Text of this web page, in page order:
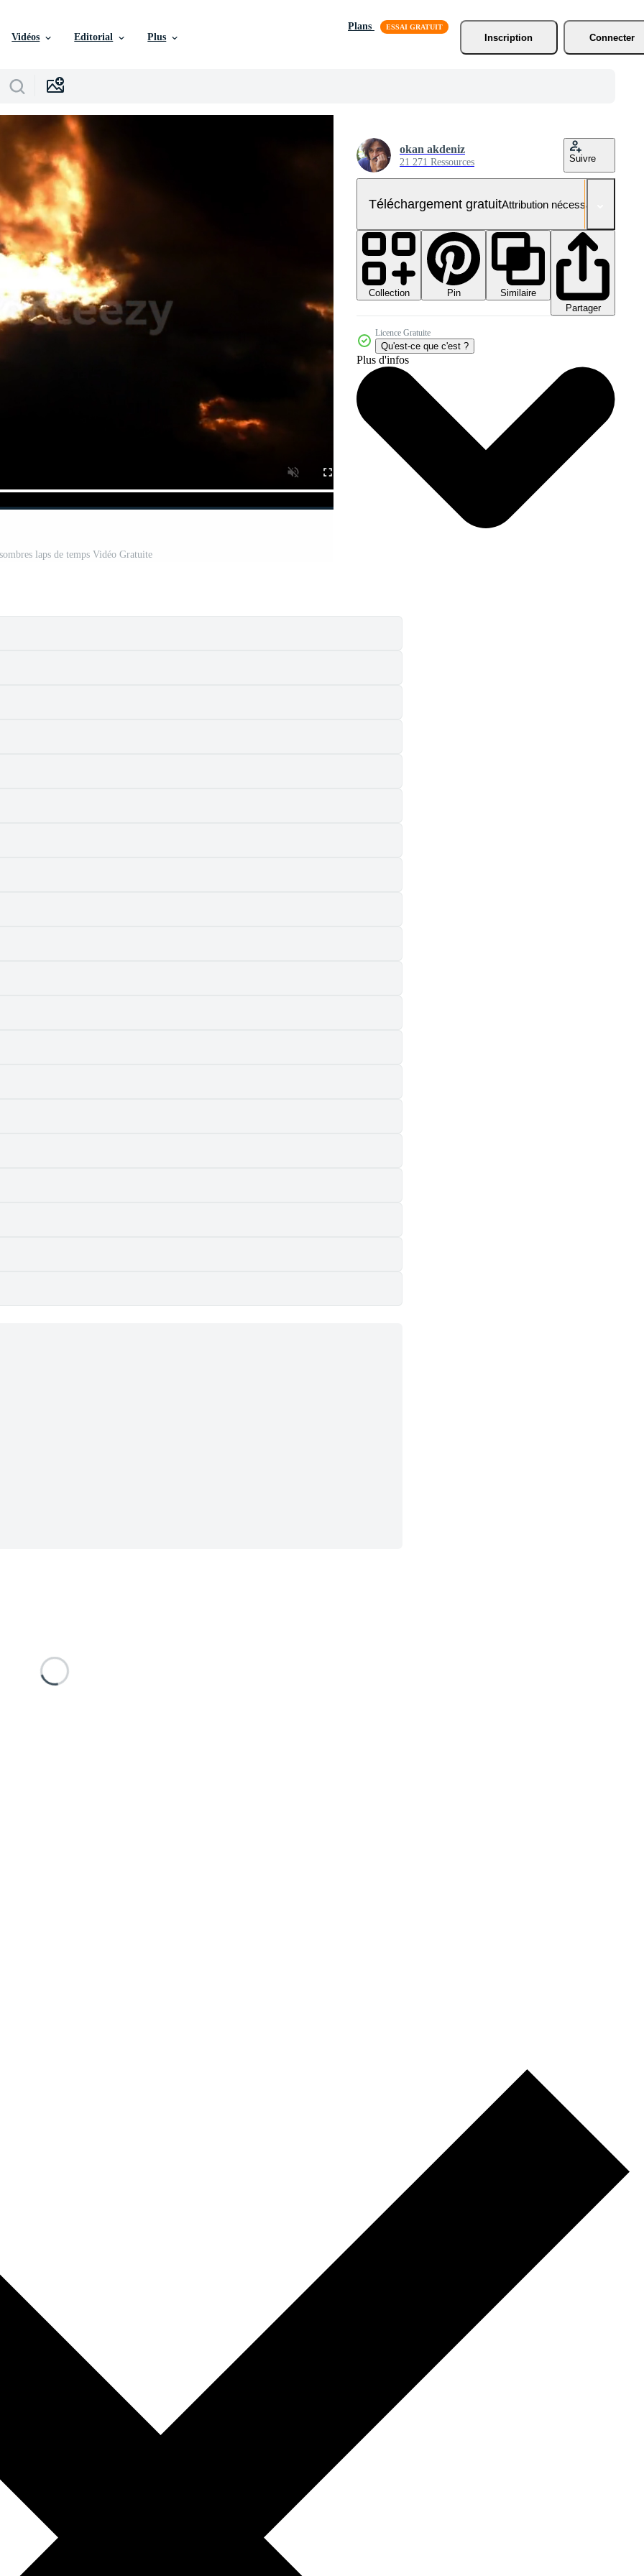
Vidéos Editorial Plus
Plans
Inscription
Connecter
laps de temps Vidéo Gratuite
okan akdeniz
21 271 Ressources Suivre
Téléchargement gratuitAttribution nécessaire
Collection Pin
Similaire
Partager
Licence Gratuite
Qu'est-ce que c'est ?
Plus d'infos